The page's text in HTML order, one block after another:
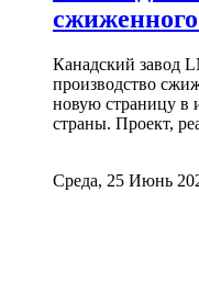
сжиженного
Канадский завод
производство
новую страницу в
страны. Проект,
Среда, 25 Июнь